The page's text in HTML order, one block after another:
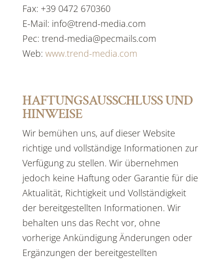
Fax: +39 0472 670360
E-Mail: info@trend-media.com
Pec: trend-media@pecmails.com
Web: www.trend-media.com
HAFTUNGSAUSSCHLUSS UND
HINWEISE
Wir bemühen uns, auf dieser Website
richtige und vollständige Informationen zur
Verfügung zu stellen. Wir übernehmen
jedoch keine Haftung oder Garantie für die
Aktualität, Richtigkeit und Vollständigkeit
der bereitgestellten Informationen. Wir
behalten uns das Recht vor, ohne
vorherige Ankündigung Änderungen oder
Ergänzungen der bereitgestellten